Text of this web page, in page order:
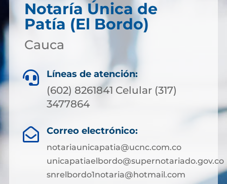
Notaría Única de
Patía (El Bordo)
Cauca
 Líneas de atención:
(602) 8261841 Celular (317)
3477864
 Correo electrónico:
notariaunicapatia@ucnc.com.co
unicapatiaelbordo@supernotariado.gov.co
snrelbordo1notaria@hotmail.com